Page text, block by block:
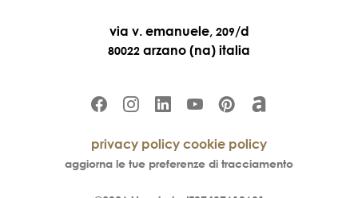
via v. emanuele, 209/d
80022 arzano (na) italia
privacy policy cookie policy
aggiorna le tue preferenze di tracciamento